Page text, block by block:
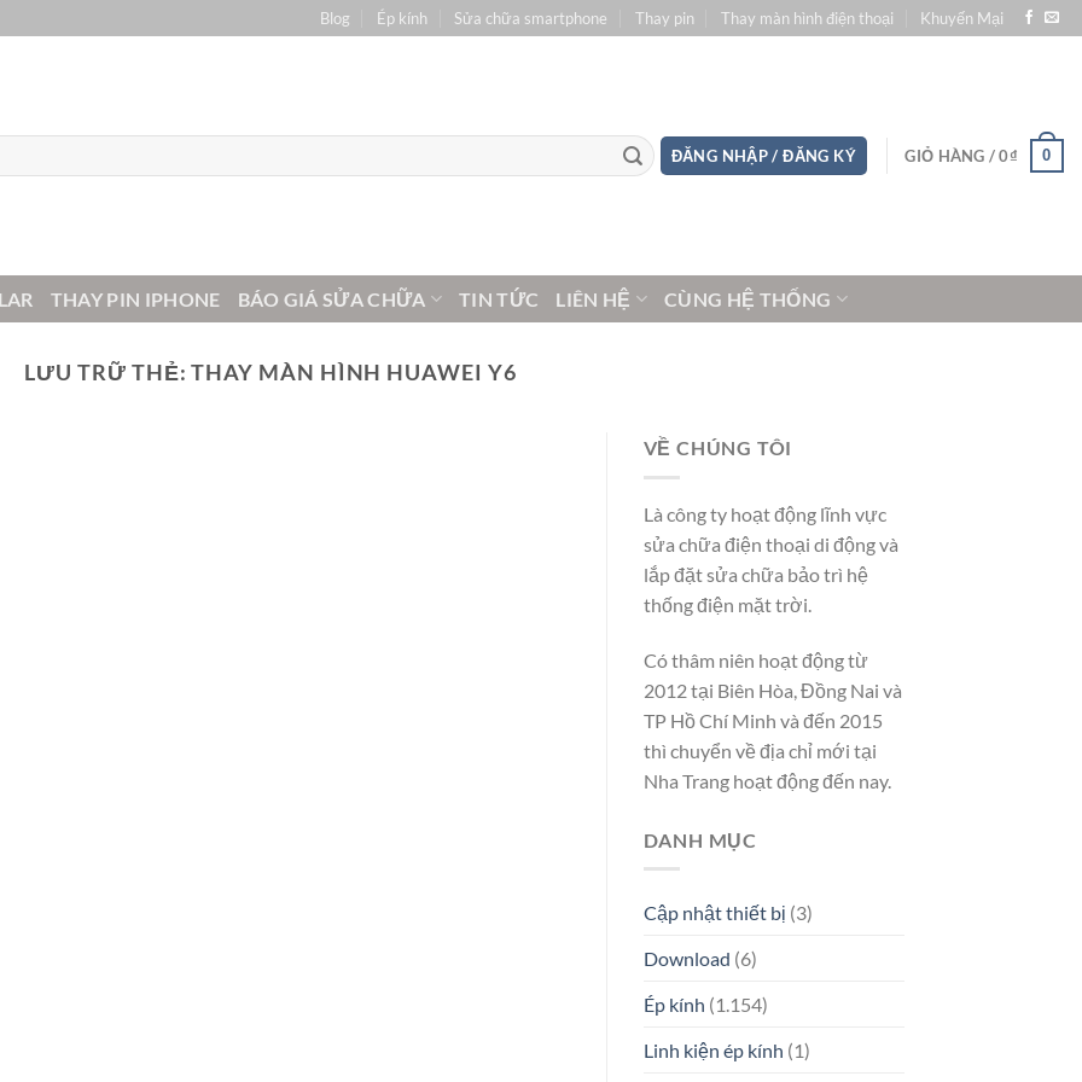
Blog Ép kính Sửa chữa smartphone Thay pin Thay màn hình điện thoại Khuyến Mại
ĐĂNG NHẬP / ĐĂNG KÝ GIỎ HÀNG /0₫ 0
THAY PIN IPHONE BÁO GIÁ SỬA CHỮA TIN TỨC LIÊN HỆ CÙNG HỆ THỐNG
LƯU TRỮ THẺ:THAY MÀN HÌNH HUAWEI Y6
VỀ CHÚNG TÔI
Là công ty hoạt động lĩnh vực
sửa chữa điện thoại di động và
lắp đặt sửa chữa bảo trì hệ
thống điện mặt trời.
Có thâm niên hoạt động từ
2012 tại Biên Hòa, Đồng Nai và
TP Hồ Chí Minh và đến 2015
thì chuyển về địa chỉ mới tại
Nha Trang hoạt động đến nay.
DANH MỤC
Cập nhật thiết bị (3)
Download (6)
Ép kính (1.154)
Linh kiện ép kính (1)